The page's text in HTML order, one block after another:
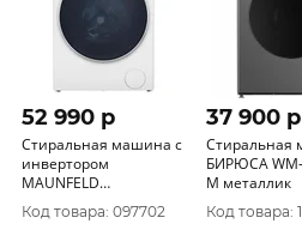
52 990 p
Стиральная машина с
инвертором
MAUNFELD
MFWM148WH03
Код товара: 097702
37 900 p
Стиральная
БИРЮСА
M металлик
Код товара: